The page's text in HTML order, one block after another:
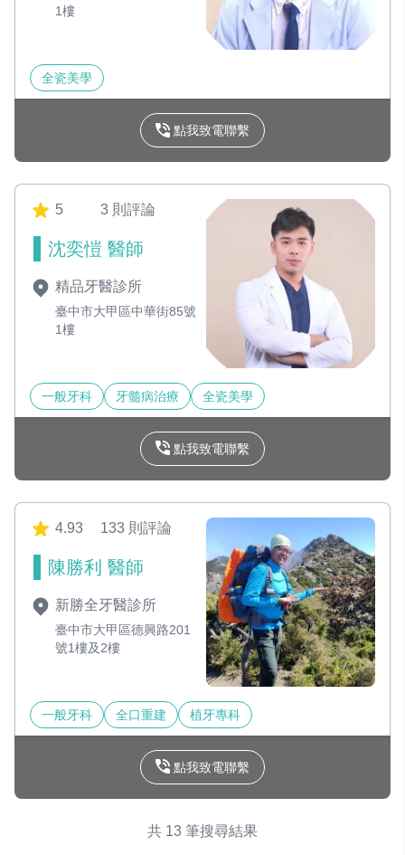
1樓
全瓷美學
點我致電聯繫
5 3 則評論
沈奕愷 醫師
精品牙醫診所
臺中市大甲區中華街85號
1樓
一般牙科 牙髓病治療 全瓷美學
點我致電聯繫
4.93 133 則評論
陳勝利 醫師
新勝全牙醫診所
臺中市大甲區德興路201
號1樓及2樓
一般牙科 全口重建 植牙專科
點我致電聯繫
共 13 筆搜尋結果